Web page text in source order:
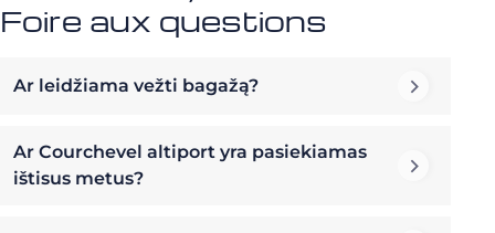
Foire aux questions
Ar leidžiama vežti bagažą?
Ar Courchevel altiport yra pasiekiamas
ištisus metus?